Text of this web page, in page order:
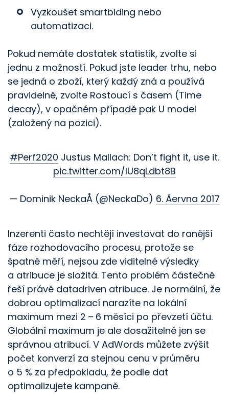
Vyzkoušet smartbiding nebo
automatizaci.
Pokud nemáte dostatek statistik, zvolte si
jednu z možností. Pokud jste leader trhu, nebo
se jedná o zboží, který každý zná a používá
pravidelně, zvolte Rostoucí s časem (Time
decay), v opačném případě pak U model
(založený na pozici).
#Perf2020 Justus Mallach: Don’t fight it, use it.
pic.twitter.com/IU8qLdbt8B
— Dominik NeckaÅ (@NeckaDo) 6. Äervna 2017
Inzerenti často nechtějí investovat do ranější
fáze rozhodovacího procesu, protože se
špatně měří, nejsou zde viditelné výsledky
a atribuce je složitá. Tento problém částečně
řeší právě datadriven atribuce. Je normální, že
dobrou optimalizací narazíte na lokální
maximum mezi 2 – 6 měsíci po převzetí účtu.
Globální maximum je ale dosažitelné jen se
správnou atribucí. V AdWords můžete zvýšit
počet konverzí za stejnou cenu v průměru
o 5 % za předpokladu, že podle dat
optimalizujete kampaně.